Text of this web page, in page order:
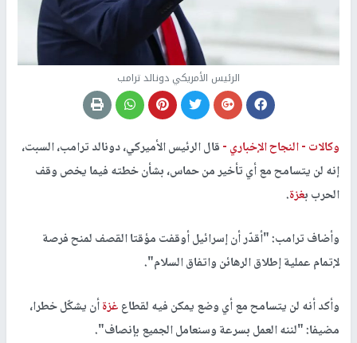
الرئيس الأمريكي دونالد ترامب
وكالات -النجاح الإخباري -قال الرئيس الأميركي، دونالد ترامب، السبت،
إنه لن يتسامح مع أي تأخير من حماس، بشأن خطته فيما يخص وقف
الحرب بغزة.
وأضاف ترامب: "أقدّر أن إسرائيل أوقفت مؤقتا القصف لمنح فرصة
لإتمام عملية إطلاق الرهائن واتفاق السلام".
وأكد أنه لن يتسامح مع أي وضع يمكن فيه لقطاعغزةأن يشكّل خطرا،
مضيفا: "لننه العمل بسرعة وسنعامل الجميع بإنصاف".